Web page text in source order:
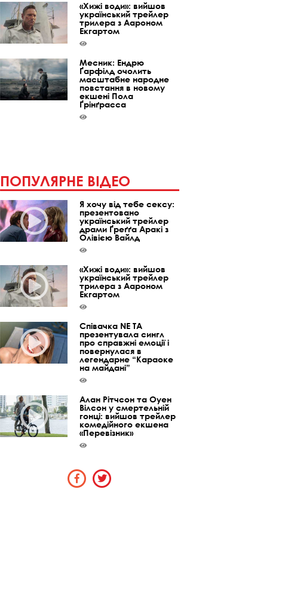
«Хижі води»: вийшов
український трейлер
трилера з Аароном
Екгартом
Месник: Ендрю
Ґарфілд очолить
масштабне народне
повстання в новому
екшені Пола
Ґрінґрасса
ПОПУЛЯРНЕ ВІДЕО
Я хочу від тебе сексу:
презентовано
український трейлер
драми Ґреґґа Аракі з
Олівією Вайлд
«Хижі води»: вийшов
український трейлер
трилера з Аароном
Екгартом
Співачка NE TA
презентувала сингл
про справжні емоції і
повернулася в
легендарне “Караоке
на майдані”
Алан Рітчсон та Оуен
Вілсон у смертельній
гонці: вийшов трейлер
комедійного екшена
«Перевізник»